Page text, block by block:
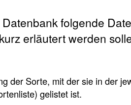
folgende
erläutert werden
der Sorte, mit der sie in der
gelistet ist.